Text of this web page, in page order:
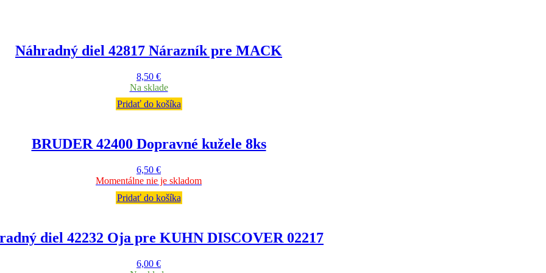
Náhradný diel 42817 Nárazník pre MACK
8,50 €
Na sklade
Pridať do košíka
BRUDER 42400 Dopravné kužele 8ks
6,50 €
Momentálne nie je skladom
Pridať do košíka
diel 42232 Oja pre KUHN DISCOVER 02217
6,00 €